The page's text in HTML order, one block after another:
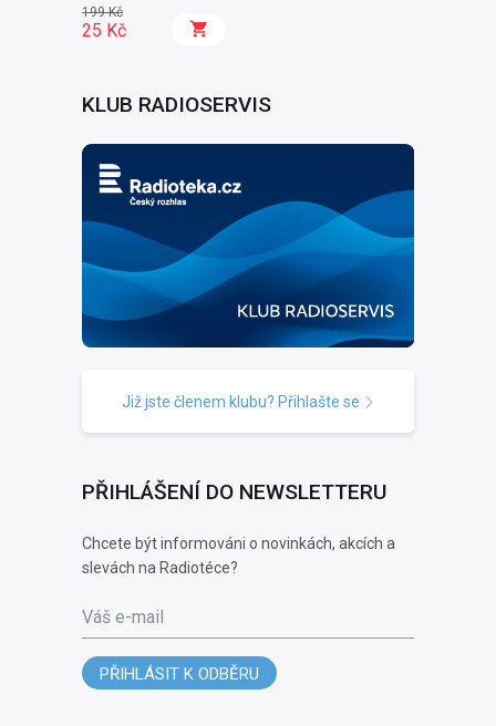
Na frontě
199 Kč
25 Kč
KLUB RADIOSERVIS
Již jste členem klubu? Přihlašte se
PŘIHLÁŠENÍ DO NEWSLETTERU
Chcete být informováni o novinkách, akcích a
slevách na Radiotéce?
Váš e-mail
PŘIHLÁSIT K ODBĚRU